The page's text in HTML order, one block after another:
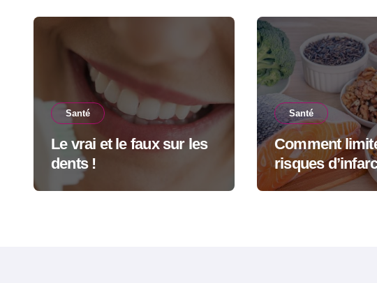
Santé
Le vrai et le faux sur les
dents !
Santé
Comment
risques
quotidien ?